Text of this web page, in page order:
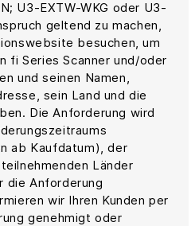
U3-EXTW-WKG oder U3-
geltend zu machen,
besuchen, um
fi Series Scanner und/oder
und seinen Namen,
sein Land und die
Die Anforderung wird
ab Kaufdatum), der
Länder
die Anforderung
wir Ihren Kunden per
genehmigt oder